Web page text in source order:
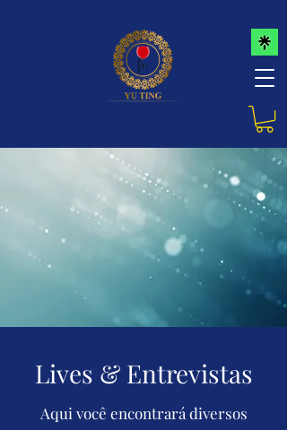
Lives & Entrevistas
Aqui você encontrará diversos